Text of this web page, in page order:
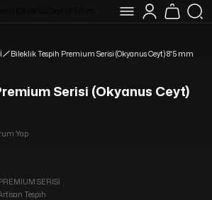
ÖZEL %10 İNDİRİM HEDİYE ÇEKİ KODU: ILK10
VERİLEN SİPARİŞLER AYNI GÜN KARGODA
Bileklik Tespih Premium Serisi (Okyanus Ceyt) 8*5 mm
Serisi (Okyanus Ceyt)
Yap
SERİSİ
Tespih